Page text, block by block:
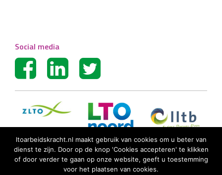
Social media
ltoarbeidskracht.nl maakt gebruik van cookies om u beter van
dienst te zijn. Door op de knop 'Cookies accepteren' te klikken
of door verder te gaan op onze website, geeft u toestemming
voor het plaatsen van cookies.